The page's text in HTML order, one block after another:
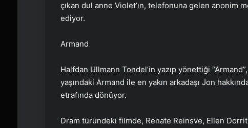
çıkan dul anne Violet’ın, telefonuna gelen anonim
ediyor.
Armand
Halfdan Ullmann Tondel’in yazıp yönettiği
yaşındaki Armand ile en yakın arkadaşı Jon
etrafında dönüyor.
Dram türündeki filmde, Renate Reinsve, Ellen